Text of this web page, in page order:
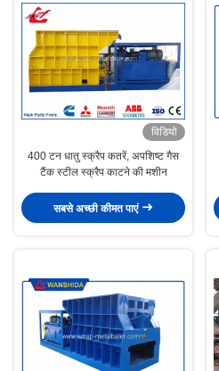
विडियो
400 टन धातु स्क्रैप कतरें, अपशिष्ट गैस
टैंक स्टील स्क्रैप काटने की मशीन
सबसे अच्छी कीमत पाएं